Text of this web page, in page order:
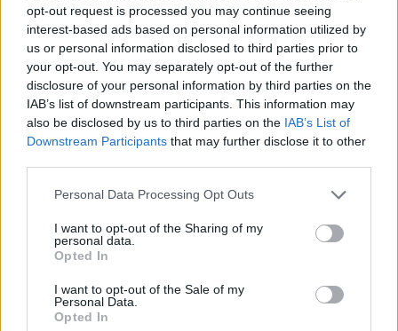
opt-out request is processed you may continue seeing
interest-based ads based on personal information utilized by
us or personal information disclosed to third parties prior to
your opt-out. You may separately opt-out of the further
disclosure of your personal information by third parties on the
IAB’s list of downstream participants. This information may
also be disclosed by us to third parties on the IAB’s List of
Downstream Participants that may further disclose it to other
Personal Data Processing Opt Outs
I want to opt-out of the Sharing of my
personal data.
Opted In
I want to opt-out of the Sale of my
Personal Data.
Opted In
A holland parlament maratoni vita után jóváhagyta
csütörtökön az ország ügyvezető kormányának az
Európai Unió bővítésével kapcsolatos
elképzelését - közölte az MTI.
Hollandia támogatja a tíz tagjelölt ország, köztük
Magyarország 2004-re tervezett felvételét, de meg akarja
vonni a leendő új tagoktól a közös ügyekbe való beleszólás
jogát azokon a területeken, amelyeken esetleg nem
az elmúlt hetekben, mint a bővítést veszélyeztető újabb
kockázati tényező merült fel....
KEDVES OLVASÓNK!